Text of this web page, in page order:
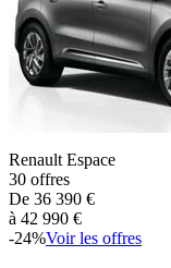
Renault Espace
30 offres
De 36 390 €
à 42 990 €
-24%Voir les offres